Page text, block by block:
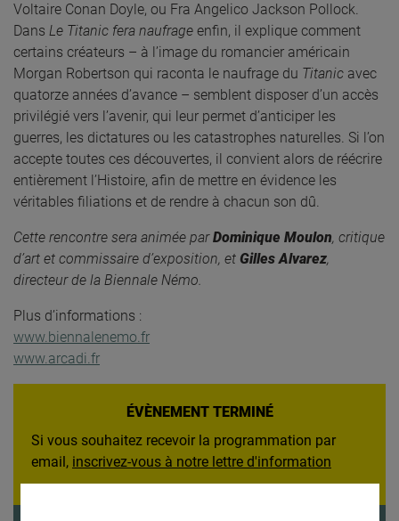
Voltaire Conan Doyle, ou Fra Angelico Jackson Pollock.
Dans Le Titanic fera naufrage enfin, il explique comment
certains créateurs – à l’image du romancier américain
Morgan Robertson qui raconta le naufrage du Titanic avec
quatorze années d’avance – semblent disposer d’un accès
privilégié vers l’avenir, qui leur permet d’anticiper les
guerres, les dictatures ou les catastrophes naturelles. Si l’on
accepte toutes ces découvertes, il convient alors de réécrire
entièrement l’Histoire, afin de mettre en évidence les
véritables filiations et de rendre à chacun son dû.
Cette rencontre sera animée parDominique Moulon, critique
d’art et commissaire d’exposition, et Gilles Alvarez,
directeur de la Biennale Némo.
Plus d’informations :
www.biennalenemo.fr
www.arcadi.fr
ÉVÈNEMENT TERMINÉ
Si vous souhaitez recevoir la programmation par
email, inscrivez-vous à notre lettre d'information